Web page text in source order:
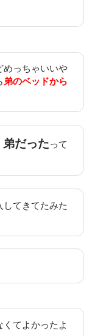
めっちゃいいや
弟のベッドから
弟だったって
してきてたみた
てよかったよ